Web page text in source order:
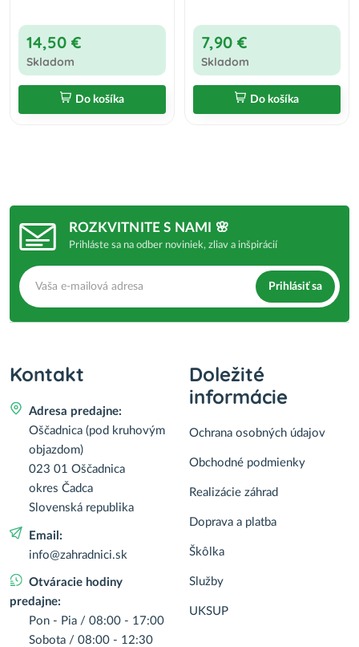
14,50 €
Skladom
Do košíka
7,90 €
Skladom
Do košíka
ROZKVITNITE S NAMI 🌸
Prihláste sa na odber noviniek, zliav a inšpirácií
Prihlásiť sa
Kontakt
Adresa predajne:
Oščadnica (pod kruhovým
objazdom)
023 01 Oščadnica
okres Čadca
Slovenská republika
Email:
info@zahradnici.sk
Otváracie hodiny
predajne:
Pon - Pia / 08:00 - 17:00
Sobota / 08:00 - 12:30
Doležité
informácie
Ochrana osobných údajov
Obchodné podmienky
Realizácie záhrad
Doprava a platba
Škôlka
Služby
UKSUP